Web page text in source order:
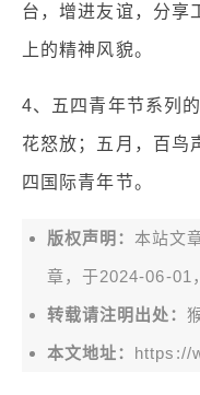
台，增进友谊，分享
上的精神风貌。
4、五四青年节系列
花怒放；五月，百鸟
四国际青年节。
版权声明： 本站文
章，于2024-06-01
转载请注明出处：
本文地址： https://